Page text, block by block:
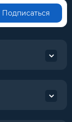
Подписаться